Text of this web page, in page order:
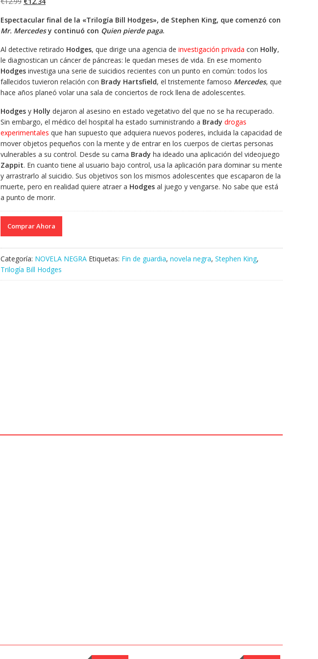
original
era:
actual
es:
Espectacular final de la «Trilogía Bill Hodges», de Stephen King, que comenzó con
Mr. Mercedesy continuó con Quien pierde paga.
Al detective retirado Hodges, que dirige una agencia de investigación privada con Holly,
le diagnostican un cáncer de páncreas: le quedan meses de vida. En ese momento
Hodges investiga una serie de suicidios recientes con un punto en común: todos los
fallecidos tuvieron relación con Brady Hartsfield, el tristemente famoso Mercedes, que
hace años planeó volar una sala de conciertos de rock llena de adolescentes.
Hodges y Holly dejaron al asesino en estado vegetativo del que no se ha recuperado.
Sin embargo, el médico del hospital ha estado suministrando a Brady drogas
experimentales que han supuesto que adquiera nuevos poderes, incluida la capacidad de
mover objetos pequeños con la mente y de entrar en los cuerpos de ciertas personas
vulnerables a su control. Desde su cama Brady ha ideado una aplicación del videojuego
Zappit. En cuanto tiene al usuario bajo control, usa la aplicación para dominar su mente
y arrastrarlo al suicidio. Sus objetivos son los mismos adolescentes que escaparon de la
muerte, pero en realidad quiere atraer a Hodges al juego y vengarse. No sabe que está
a punto de morir.
Comprar Ahora
Categoría: NOVELA NEGRA Etiquetas: Fin de guardia, novela negra, Stephen King,
Trilogía Bill Hodges